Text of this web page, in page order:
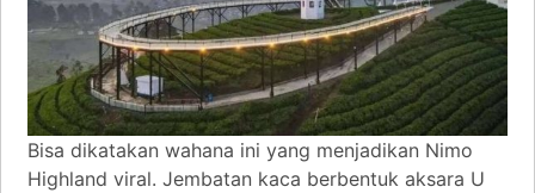
Bisa dikatakan wahana ini yang menjadikan Nimo
Highland viral. Jembatan kaca berbentuk aksara U